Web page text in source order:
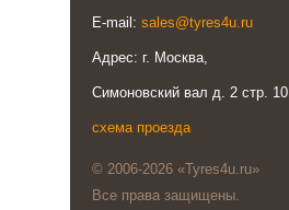
E-mail: sales@tyres4u.ru
Адрес: г. Москва,
Симоновский вал д. 2 стр. 10
схема проезда
© 2006-2026 «Tyres4u.ru»
Все права защищены.